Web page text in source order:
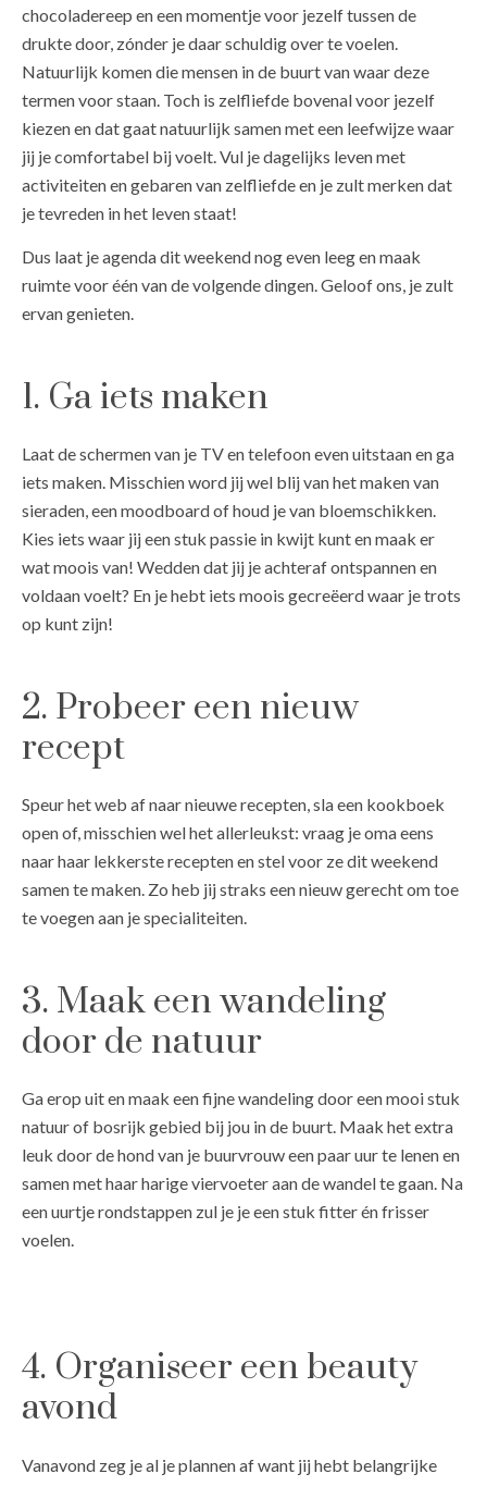
chocoladereep en een momentje voor jezelf tussen de
drukte door, zónder je daar schuldig over te voelen.
Natuurlijk komen die mensen in de buurt van waar deze
termen voor staan. Toch is zelfliefde bovenal voor jezelf
kiezen en dat gaat natuurlijk samen met een leefwijze waar
jij je comfortabel bij voelt. Vul je dagelijks leven met
activiteiten en gebaren van zelfliefde en je zult merken dat
je tevreden in het leven staat!
Dus laat je agenda dit weekend nog even leeg en maak
ruimte voor één van de volgende dingen. Geloof ons, je zult
ervan genieten.
1. Ga iets maken
Laat de schermen van je TV en telefoon even uitstaan en ga
iets maken. Misschien word jij wel blij van het maken van
sieraden, een moodboard of houd je van bloemschikken.
Kies iets waar jij een stuk passie in kwijt kunt en maak er
wat moois van! Wedden dat jij je achteraf ontspannen en
voldaan voelt? En je hebt iets moois gecreëerd waar je trots
op kunt zijn!
2. Probeer een nieuw
recept
Speur het web af naar nieuwe recepten, sla een kookboek
open of, misschien wel het allerleukst: vraag je oma eens
naar haar lekkerste recepten en stel voor ze dit weekend
samen te maken. Zo heb jij straks een nieuw gerecht om toe
te voegen aan je specialiteiten.
3. Maak een wandeling
door de natuur
Ga erop uit en maak een fijne wandeling door een mooi stuk
natuur of bosrijk gebied bij jou in de buurt. Maak het extra
leuk door de hond van je buurvrouw een paar uur te lenen en
samen met haar harige viervoeter aan de wandel te gaan. Na
een uurtje rondstappen zul je je een stuk fitter én frisser
voelen.
4. Organiseer een beauty
avond
Vanavond zeg je al je plannen af want jij hebt belangrijke